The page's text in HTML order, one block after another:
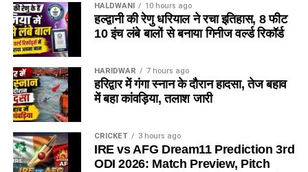
HALDWANI 10 hours ago
हल्द्वानी की रेणु धरियाल ने रचा इतिहास, 8 फीट
10 इंच लंबे बालों से बनाया गिनीज वर्ल्ड रिकॉर्ड
HARIDWAR 7 hours ago
हरिद्वार में गंगा स्नान के दौरान हादसा, तेज बहाव
में बहा कांवड़िया, तलाश जारी
CRICKET 3 hours ago
IRE vs AFG Dream11 Prediction 3rd
ODI 2026: Match Preview, Pitch